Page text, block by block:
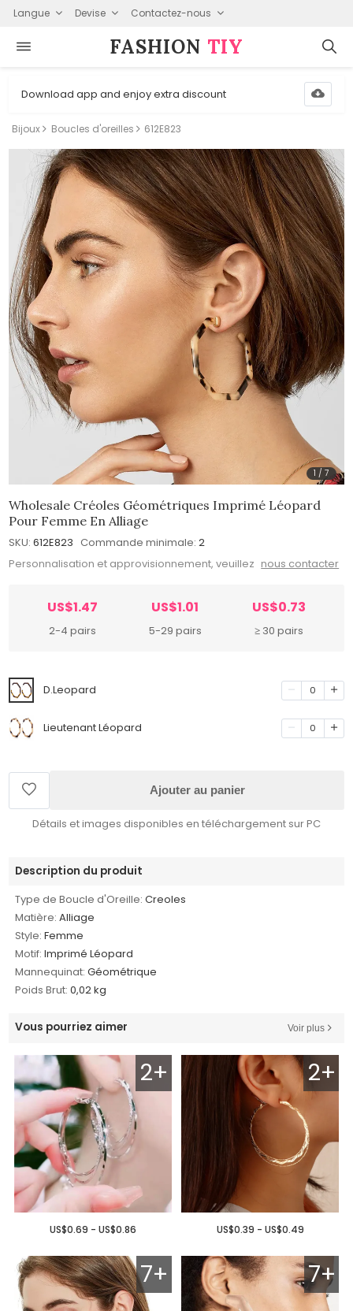
Langue Devise Contactez-nous
FASHION⁠ TIY
Download app and enjoy extra discount
Bijoux Boucles d'oreilles 612E823
1 /7
Wholesale Créoles Géométriques Imprimé Léopard
Pour Femme En Alliage
SKU: 612E823 Commande minimale: 2
Personnalisation et approvisionnement, veuillez nous contacter
US$1.47
2-4 pairs
US$1.01
5-29 pairs
US$0.73
≥ 30 pairs
D.Leopard 0
Lieutenant Léopard 0
Ajouter au panier
Détails et images disponibles en téléchargement sur PC
Description du produit
Type de Boucle d'Oreille: Creoles
Matière: Alliage
Style: Femme
Motif: Imprimé Léopard
Mannequinat: Géométrique
Poids Brut: 0,02 kg
Vous pourriez aimer Voir plus
2+
US$0.69 - US$0.86
2+
US$0.39 - US$0.49
7+ 7+